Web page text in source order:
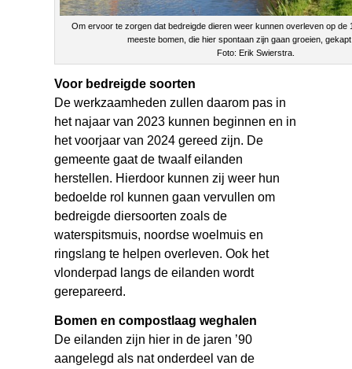
Om ervoor te zorgen dat bedreigde dieren weer kunnen overleven op de
meeste bomen, die hier spontaan zijn gaan groeien,
Foto: Erik Swierstra.
Voor bedreigde soorten
De werkzaamheden zullen daarom pas in
het najaar van 2023 kunnen beginnen en in
het voorjaar van 2024 gereed zijn. De
gemeente gaat de twaalf eilanden
herstellen. Hierdoor kunnen zij weer hun
bedoelde rol kunnen gaan vervullen om
bedreigde diersoorten zoals de
waterspitsmuis, noordse woelmuis en
ringslang te helpen overleven. Ook het
vlonderpad langs de eilanden wordt
gerepareerd.
Bomen en compostlaag weghalen
De eilanden zijn hier in de jaren ’90
aangelegd als nat onderdeel van de